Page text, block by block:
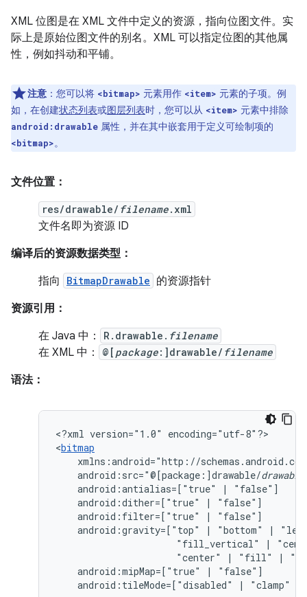
XML 位图是在 XML 文件中定义的资源，指向位图文件。实
际上是原始位图文件的别名。XML 可以指定位图的其他属
性，例如抖动和平铺。
注意 ：您可以将 <bitmap> 元素用作 <item> 元素的子项。例
如，在创建状态列表或图层列表时，您可以从 <item> 元素中排除
android:drawable 属性，并在其中嵌套用于定义可绘制项的
<bitmap>。
文件位置：
res/drawable/ filename.xml
文件名即为资源 ID
编译后的资源数据类型：
指向
BitmapDrawable 的资源指针
资源引用：
在 Java 中：
R.drawable. filename
在 XML 中： @[ package:]drawable/ filename
语法：
<?xml version="1.0"
encoding="utf-8"?>
<bitmap
android:src="@[package:]drawable/
android:antialias=["true"
|
android:dither=["true"
|
android:filter=["true"
|
android:gravity=["top"
| "bottom" |
"fill_vertical"
|
"center"
| "fill" |
android:mipMap=["true"
|
android:tileMode=["disabled"
| "clamp"